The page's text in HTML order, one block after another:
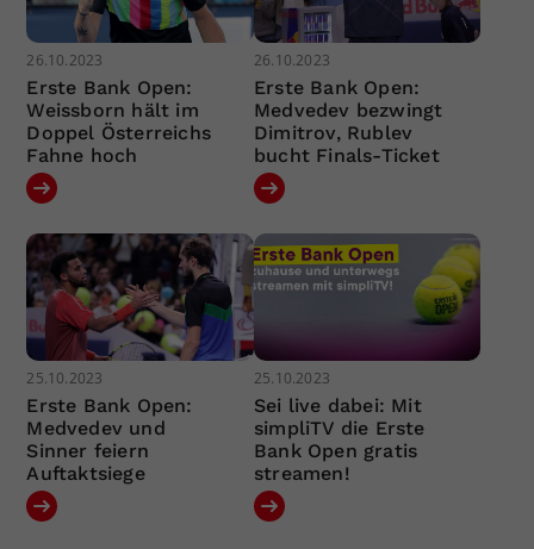
26.10.2023
Erste Bank Open:
Weissborn hält im
Doppel Österreichs
Fahne hoch
26.10.2023
Erste Bank Open:
Medvedev bezwingt
Dimitrov, Rublev
bucht Finals-Ticket
25.10.2023
Erste Bank Open:
Medvedev und
Sinner feiern
Auftaktsiege
25.10.2023
Sei live dabei: Mit
simpliTV die Erste
Bank Open gratis
streamen!